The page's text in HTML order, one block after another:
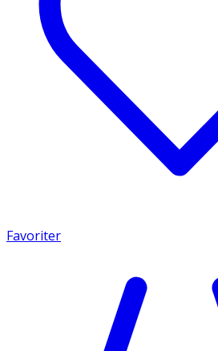
Favoriter